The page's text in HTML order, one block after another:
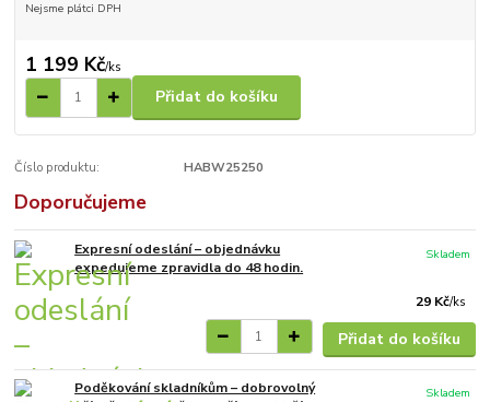
Nejsme plátci DPH
1 199 Kč/ks
Přidat do košíku
Číslo produktu: HABW25250
Doporučujeme
Expresní odeslání – objednávku
expedujeme zpravidla do 48 hodin.
29 Kč/ks
Skladem
Přidat do košíku
Poděkování skladníkům – dobrovolný
Skladem